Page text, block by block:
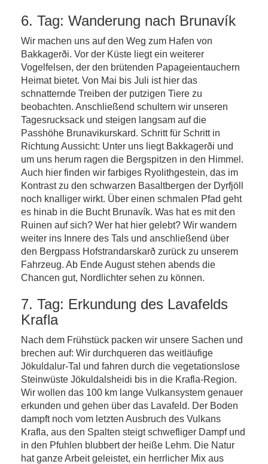
6. Tag: Wanderung nach Brunavík
Wir machen uns auf den Weg zum Hafen von
Bakkagerði. Vor der Küste liegt ein weiterer
Vogelfelsen, der den brütenden Papageientauchern
Heimat bietet. Von Mai bis Juli ist hier das
schnatternde Treiben der putzigen Tiere zu
beobachten. Anschließend schultern wir unseren
Tagesrucksack und steigen langsam auf die
Passhöhe Brunavikurskard. Schritt für Schritt in
Richtung Aussicht: Unter uns liegt Bakkagerði und
um uns herum ragen die Bergspitzen in den Himmel.
Auch hier finden wir farbiges Ryolithgestein, das im
Kontrast zu den schwarzen Basaltbergen der Dyrfjöll
noch knalliger wirkt. Über einen schmalen Pfad geht
es hinab in die Bucht Brunavík. Was hat es mit den
Ruinen auf sich? Wer hat hier gelebt? Wir wandern
weiter ins Innere des Tals und anschließend über
den Bergpass Hofstrandarskarð zurück zu unserem
Fahrzeug. Ab Ende August stehen abends die
Chancen gut, Nordlichter sehen zu können.
7. Tag: Erkundung des Lavafelds
Krafla
Nach dem Frühstück packen wir unsere Sachen und
brechen auf: Wir durchqueren das weitläufige
Jökuldalur-Tal und fahren durch die vegetationslose
Steinwüste Jökuldalsheidi bis in die Krafla-Region.
Wir wollen das 100 km lange Vulkansystem genauer
erkunden und gehen über das Lavafeld. Der Boden
dampft noch vom letzten Ausbruch des Vulkans
Krafla, aus den Spalten steigt schwefliger Dampf und
in den Pfuhlen blubbert der heiße Lehm. Die Natur
hat ganze Arbeit geleistet, ein herrlicher Mix aus